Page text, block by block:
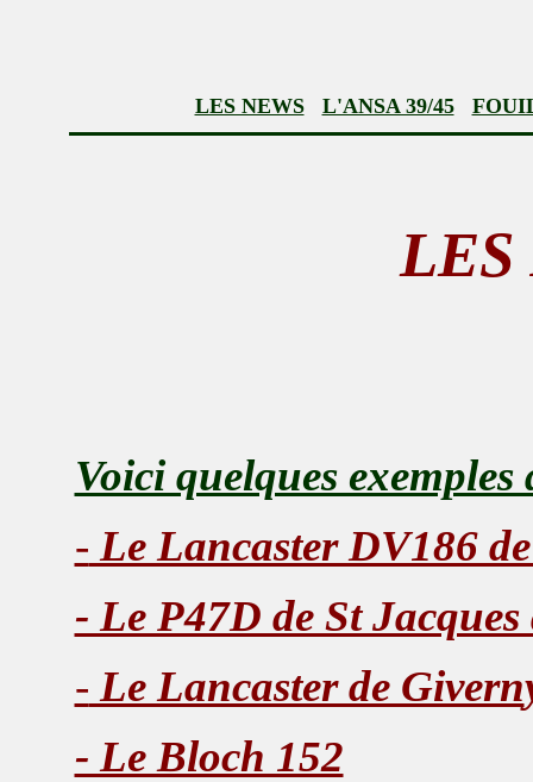
LES NEWS L'ANSA 39/45
Voici quelques exemples
- Le Lancaster DV186
- Le P47D de St
- Le Lancaster de Givern
- Le Bloch 152